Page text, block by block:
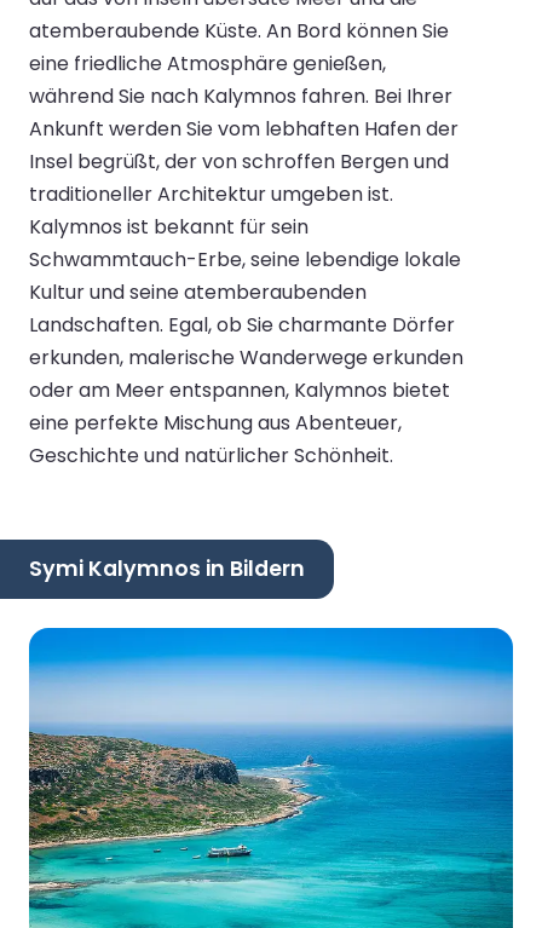
atemberaubende Küste. An Bord können Sie
eine friedliche Atmosphäre genießen,
während Sie nach Kalymnos fahren. Bei Ihrer
Ankunft werden Sie vom lebhaften Hafen der
Insel begrüßt, der von schroffen Bergen und
traditioneller Architektur umgeben ist.
Kalymnos ist bekannt für sein
Schwammtauch-Erbe, seine lebendige lokale
Kultur und seine atemberaubenden
Landschaften. Egal, ob Sie charmante Dörfer
erkunden, malerische Wanderwege erkunden
oder am Meer entspannen, Kalymnos bietet
eine perfekte Mischung aus Abenteuer,
Geschichte und natürlicher Schönheit.
Symi Kalymnos in Bildern